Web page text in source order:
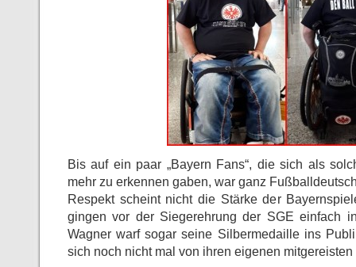
Bis auf ein paar „Bayern Fans“, die sich als
mehr zu erkennen gaben, war ganz
Respekt scheint nicht die Stärke der
gingen vor der Siegerehrung der SGE einfach
Wagner warf sogar seine Silbermedaille ins
sich noch nicht mal von ihren eigenen mitgereisten